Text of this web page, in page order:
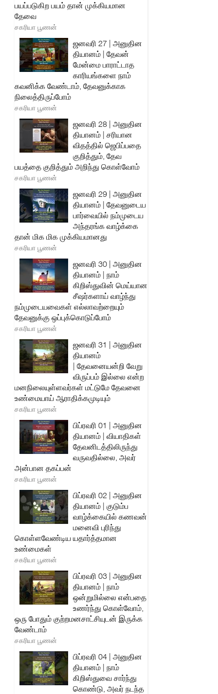
பயப்படுகிற பயம் தான் முக்கியமான
தேவை
சகரியா பூணன்
ஜனவரி 27 | அனுதின
தியானம் | தேவன்
மேன்மை பாராட்டாத
காரியங்களை நாம்
கவனிக்க வேண்டாம், தேவனுக்காக
நிலைத்திருப்போம்
சகரியா பூணன்
ஜனவரி 28 | அனுதின
தியானம் | சரியான
விதத்தில் ஜெபிப்பதை
குறித்தும், தேவ
பயத்தை குறித்தும் அறிந்து கொள்வோம்
சகரியா பூணன்
ஜனவரி 29 | அனுதின
தியானம் | தேவனுடைய
பார்வையில் நம்முடைய
அந்தரங்க வாழ்க்கை
தான் மிக மிக முக்கியமானது
சகரியா பூணன்
ஜனவரி 30 | அனுதின
தியானம் | நாம்
கிறிஸ்துவின் மெய்யான
சீஷர்களாய் வாழ்ந்து
நம்முடையவைகள் எல்லாவற்றையும்
தேவனுக்கு ஒப்புக்கொடுப்போம்
சகரியா பூணன்
ஜனவரி 31 | அனுதின
தியானம்
| தேவனையன்றி வேறு
விருப்பம் இல்லை என்ற
மனநிலையுள்ளவர்கள் மட்டுமே தேவனை
உண்மையாய் ஆராதிக்கமுடியும்
சகரியா பூணன்
பிப்ரவரி 01 | அனுதின
தியானம் | வியாதிகள்
தேவனிடத்திலிருந்து
வருவதில்லை, அவர்
அன்பான தகப்பன்
சகரியா பூணன்
பிப்ரவரி 02 | அனுதின
தியானம் | குடும்ப
வாழ்க்கையில் கணவன்
மனைவி புரிந்து
கொள்ளவேண்டிய யதார்த்தமான
உண்மைகள்
சகரியா பூணன்
பிப்ரவரி 03 | அனுதின
தியானம் | நாம்
ஒன்றுமில்லை என்பதை
உணர்ந்து கொள்வோம்,
ஒரு போதும் குற்றமனசாட்சியுடன் இருக்க
வேண்டாம்
சகரியா பூணன்
பிப்ரவரி 04 | அனுதின
தியானம் | நாம்
கிறிஸ்துவை சார்ந்து
கொண்டு, அவர் நடந்த